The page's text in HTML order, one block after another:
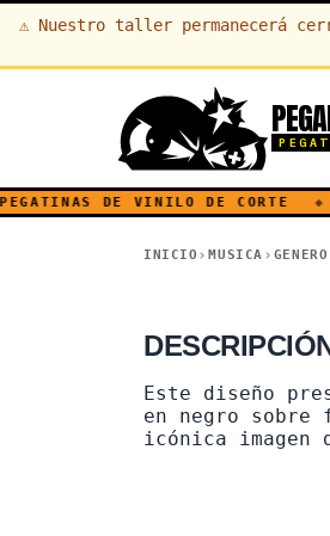
⚠ Nuestro taller permanecerá
DE VINILO DE CORTE
INICIO MUSICA
Este diseño
en negro
icónica imagen